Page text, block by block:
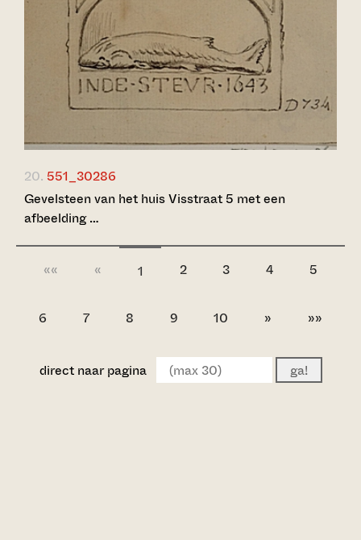
20. 551_30286
Gevelsteen van het huis Visstraat 5 met een
afbeelding …
«« « 1 2 3 4 5
6 7 8 9 10 » »»
direct naar pagina ga!